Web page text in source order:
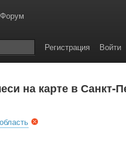
Форум
Войти
Регистрация
на карте в Санкт-